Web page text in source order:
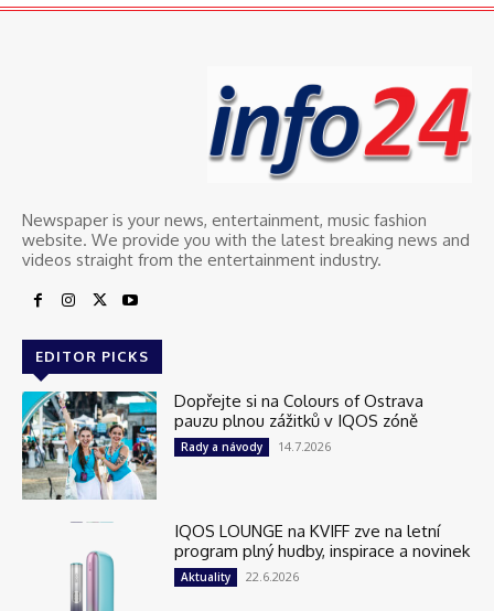
Newspaper is your news, entertainment, music fashion
website. We provide you with the latest breaking news and
videos straight from the entertainment industry.
EDITOR PICKS
Dopřejte si na Colours of Ostrava
pauzu plnou zážitků v IQOS zóně
Rady a návody 14.7.2026
IQOS LOUNGE na KVIFF zve na letní
program plný hudby, inspirace a novinek
Aktuality 22.6.2026